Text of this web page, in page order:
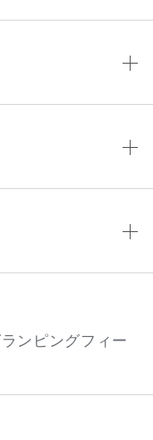
ンピングフィー